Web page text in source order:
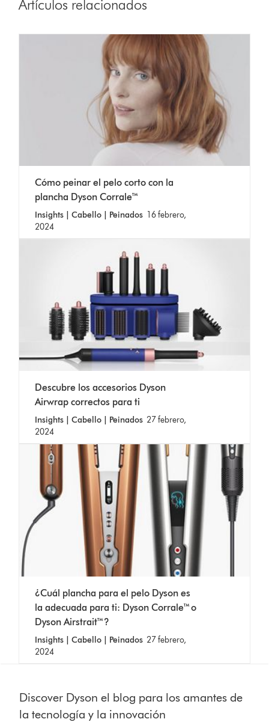
Artículos relacionados
Cómo peinar el pelo corto con la
plancha Dyson Corrale™
Insights | Cabello | Peinados 16 febrero,
2024
Descubre los accesorios Dyson
Airwrap correctos para ti
Insights | Cabello | Peinados 27 febrero,
2024
¿Cuál plancha para el pelo Dyson es
la adecuada para ti: Dyson Corrale™ o
Dyson Airstrait™?
Insights | Cabello | Peinados 27 febrero,
2024
Discover Dyson el blog para los amantes de
la tecnología y la innovación